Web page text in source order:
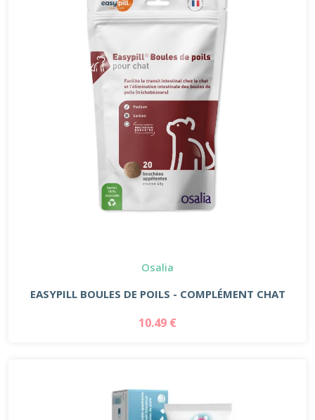
Osalia
EASYPILL BOULES DE POILS - COMPLÉMENT CHAT
10.49 €